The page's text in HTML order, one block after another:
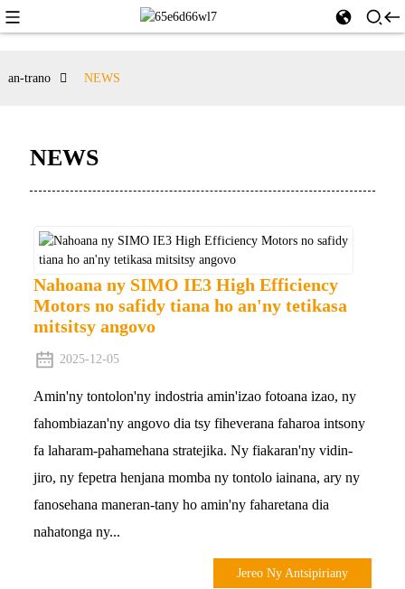
an-trano NEWS
NEWS
Nahoana ny SIMO IE3 High Efficiency
Motors no safidy tiana ho an'ny tetikasa
mitsitsy angovo
2025-12-05
Amin'ny tontolon'ny indostria amin'izao fotoana izao, ny
fahombiazan'ny angovo dia tsy fiheverana faharoa intsony
fa laharam-pahamehana stratejika. Ny fiakaran'ny vidin-
jiro, ny fepetra henjana momba ny tontolo iainana, ary ny
fanosehana maneran-tany ho amin'ny faharetana dia
nahatonga ny...
Jereo Ny Antsipiriany